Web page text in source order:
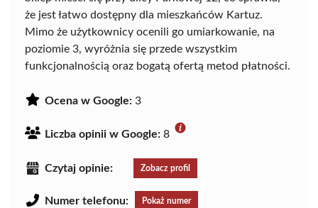
że jest łatwo dostępny dla mieszkańców Kartuz.
Mimo że użytkownicy ocenili go umiarkowanie, na
poziomie 3, wyróżnia się przede wszystkim
funkcjonalnością oraz bogatą ofertą metod płatności.
Ocena w Google: 3
Liczba opinii w Google: 8
Czytaj opinie: Zobacz profil
Numer telefonu: Pokaż numer